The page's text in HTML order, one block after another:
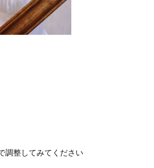
調整してみてください